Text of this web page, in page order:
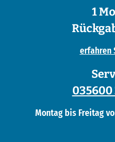
1
erfahren
035600
Montag bis Freitag